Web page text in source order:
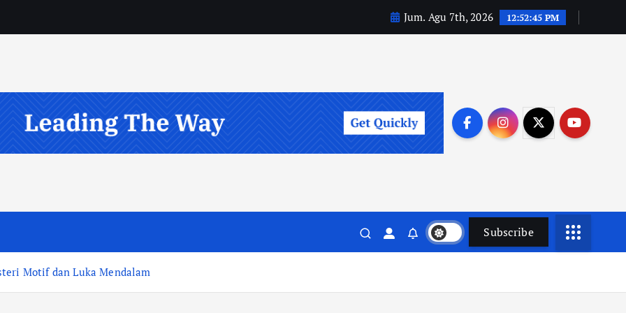
Jum. Agu 7th, 2026 12:52:46 PM
Subscribe
Motif dan Luka Mendalam